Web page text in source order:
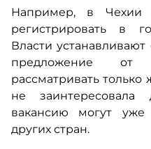
Например, в Чехии
регистрировать в
Власти
предложение от
рассматривать
не
вакансию могут
других стран.